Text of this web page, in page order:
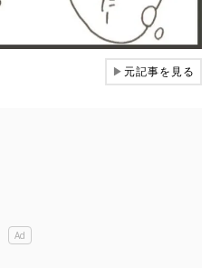
▶元記事を見る